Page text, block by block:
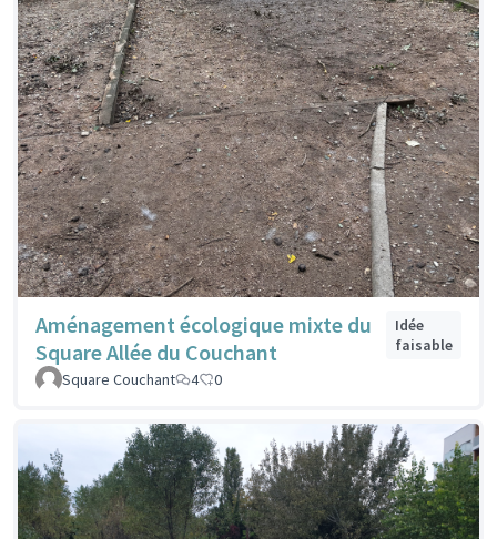
Aménagement écologique mixte du
Square Allée du Couchant
Idée
faisable
Square Couchant
4 0